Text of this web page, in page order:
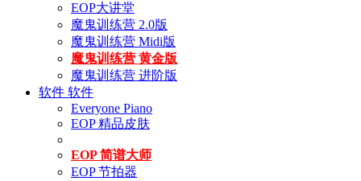
EOP大讲堂
魔鬼训练营 2.0版
魔鬼训练营 Midi版
魔鬼训练营 黄金版
魔鬼训练营 进阶版
软件 软件
Everyone Piano
EOP 精品皮肤
EOP 简谱大师
EOP 节拍器